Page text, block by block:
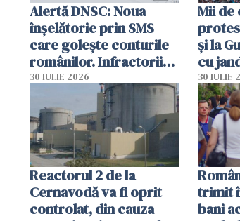
Alertă DNSC: Noua
înșelătorie prin SMS
care golește conturile
românilor. Infractorii
folosesc numele
Ghișeul.ro și al Poliției
Române
30 IULIE 2026
Mii de
și la
cu
30 IULIE
Reactorul 2 de la
Cernavodă va fi oprit
controlat, din cauza
trimit
bani